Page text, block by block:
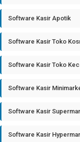
Software Kasir Apotik
Software Kasir Toko
Software Kasir Toko
Software Kasir
Software Kasir
Software Kasir